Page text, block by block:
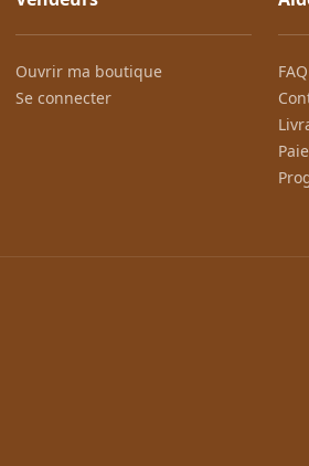
Ouvrir ma boutique
Se connecter
FAQ